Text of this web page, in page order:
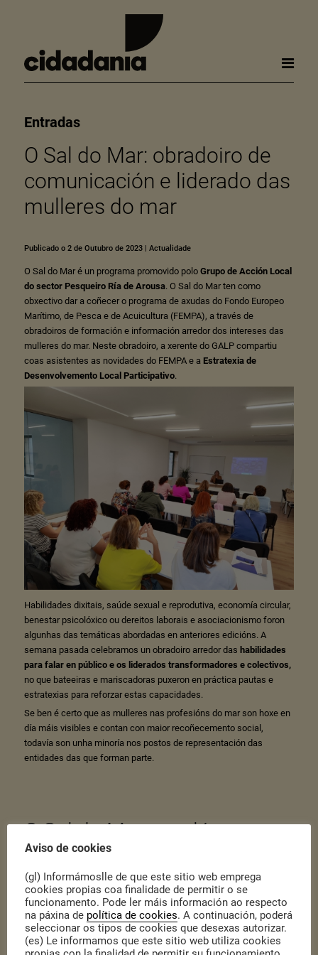
Entradas
O Sal do Mar: obradoiro de
comunicación e liderado das
mulleres do mar
Publicado o 2 de Outubro de 2023| Actualidade
O Sal do Mar é un programa promovido polo Grupo de Acción Local
do sector Pesqueiro Ría de Arousa. O Sal do Mar ten como
obxectivo dar a coñecer o programa de axudas do Fondo Europeo
Marítimo, de Pesca e de Acuicultura (FEMPA), a través de
obradoiros de formación e información arredor dos intereses das
mulleres do mar. Neste obradoiro, a xerente do GALP compartiu
coas asistentes as novidades do FEMPA e a Estratexia de
Desenvolvemento Local Participativo.
Habilidades dixitais, saúde sexual e reprodutiva, economía circular,
benestar psicolóxico ou dereitos laborais e asociacionismo foron
algunhas das temáticas abordadas en anteriores edicións. A
semana pasada celebramos un obradoiro arredor das habilidades
para falar en público e os liderados transformadores e colectivos,
no que bateeiras e mariscadoras puxeron en práctica pautas e
estratexias para reforzar estas capacidades.
Se ben é certo que as mulleres nas profesións do mar son hoxe en
día máis visibles e contan con maior recoñecemento social,
todavía son unha minoría nos postos de representación das
entidades das que forman parte.
O Sal do Mar conclúe nun
encontro de asociacións de
mulleres do mar
Publicado o 7 de Xullo de 2022|Actualidade
A semana pasada celebrábamos o final do programa O Sal do Mar,
Aviso de cookies
(gl) Informámoslle de que este sitio web emprega
cookies propias coa finalidade de permitir o se
funcionamento. Pode ler máis información ao respecto
na páxina de política de cookies. A continuación, poderá
seleccionar os tipos de cookies que desexas autorizar.
(es) Le informamos que este sitio web utiliza cookies